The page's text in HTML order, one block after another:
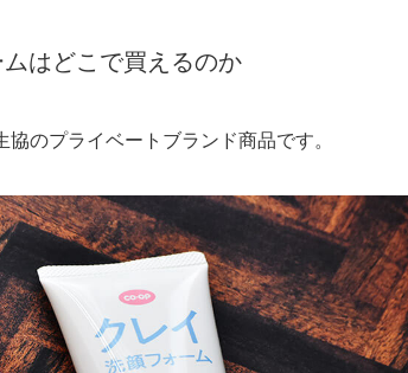
はどこで買えるのか
のプライベートブランド商品です。